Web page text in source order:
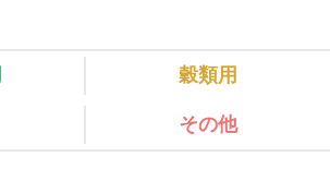
穀類用
その他